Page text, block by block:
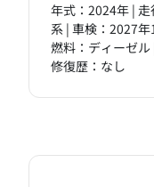
年式：2024年 |
系 | 車検：2027
燃料：ディーゼル
修復歴：なし